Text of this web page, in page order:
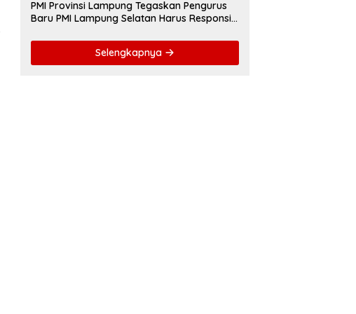
PMI Provinsi Lampung Tegaskan Pengurus
Baru PMI Lampung Selatan Harus Responsif
Selengkapnya